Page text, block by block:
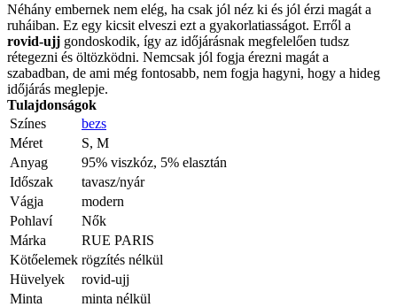
Néhány embernek nem elég, ha csak jól néz ki és jól érzi magát a
ruháiban. Ez egy kicsit elveszi ezt a gyakorlatiasságot. Erről a
rovid-ujj gondoskodik, így az időjárásnak megfelelően tudsz
rétegezni és öltözködni. Nemcsak jól fogja érezni magát a
szabadban, de ami még fontosabb, nem fogja hagyni, hogy a hideg
időjárás meglepje.
Tulajdonságok
Színes
bezs
Méret
S, M
Anyag
95% viszkóz, 5% elasztán
Időszak
tavasz/nyár
Vágja
modern
Pohlaví
Nők
Márka
RUE PARIS
Kötőelemek rögzítés nélkül
Hüvelyek
rovid-ujj
Minta
minta nélkül